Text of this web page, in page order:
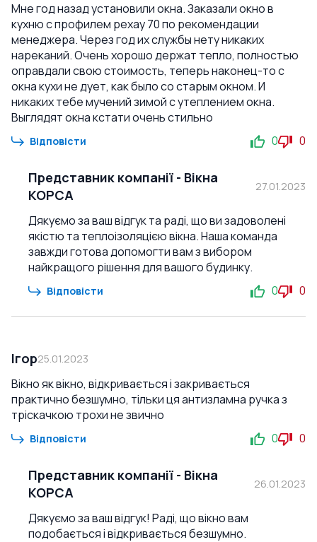
Мне год назад установили окна. Заказали окно в
кухню с профилем рехау 70 по рекомендации
менеджера. Через год их службы нету никаких
нареканий. Очень хорошо держат тепло, полностью
оправдали свою стоимость, теперь наконец-то с
окна кухи не дует, как было со старым окном. И
никаких тебе мучений зимой с утеплением окна.
Выглядят окна кстати очень стильно
Відповісти 0 0
Представник компанії - Вікна
КОРСА
27.01.2023
Дякуємо за ваш відгук та раді, що ви задоволені
якістю та теплоізоляцією вікна. Наша команда
завжди готова допомогти вам з вибором
найкращого рішення для вашого будинку.
Відповісти 0 0
Ігор25.01.2023
Вікно як вікно, відкривається і закривається
практично безшумно, тільки ця антизламна ручка з
тріскачкою трохи не звично
Відповісти 0 0
Представник компанії - Вікна
КОРСА
26.01.2023
Дякуємо за ваш відгук! Раді, що вікно вам
подобається і відкривається безшумно.